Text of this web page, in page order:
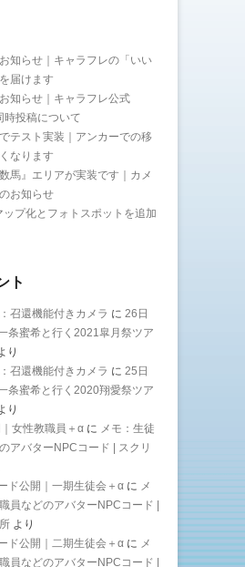
知らせ｜キャラフレの「いい
届けます
知らせ｜キャラフレ公式
時投稿について
テスト実装｜アンカーでの移
なります
馬』エリアが実装です｜カメ
お知らせ
ップ化とフォトスポットを追加
ト
召還機能付きカメラ に 26日
蜜希と行く2021皐月祭ツア
り
召還機能付きカメラ に 25日
蜜希と行く2020翔愛祭ツア
り
女性教職員＋α に メモ：生徒
アバターNPCコード | スクリ
ド公開｜一期生徒会＋α に メ
員などのアバターNPCコード |
より
ド公開｜二期生徒会＋α に メ
員などのアバターNPCコード |